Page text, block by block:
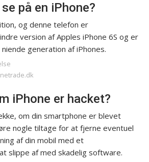
på en iPhone?
og denne telefon er
version af Apples iPhone 6S og er
generation af iPhones.
iPhone er hacket?
om din smartphone er blevet
nogle tiltage for at fjerne eventuel
af din mobil med et
slippe af med skadelig software.